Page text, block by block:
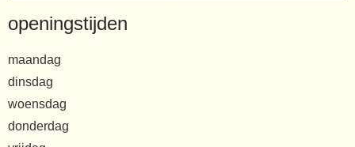
openingstijden
maandag
dinsdag
woensdag
donderdag